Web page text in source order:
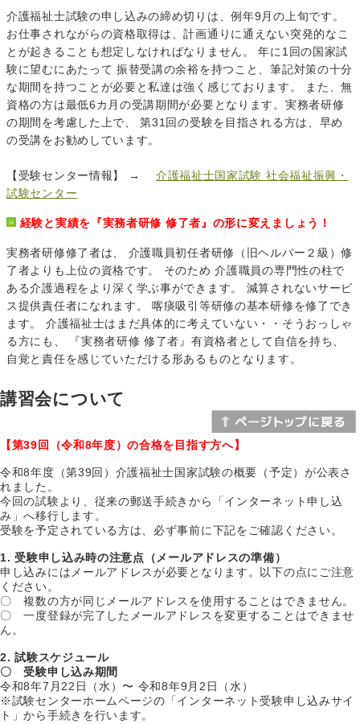
介護福祉士試験の申し込みの締め切りは、例年9月の上旬です。
お仕事されながらの資格取得は、計画通りに通えない突発的なこ
とが起きることも想定しなければなりません。 年に1回の国家試
験に望むにあたって 振替受講の余裕を持つこと、筆記対策の十分
な期間を持つことが必要と私達は強く感じております。 また、無
資格の方は最低6カ月の受講期間が必要となります。実務者研修
の期間を考慮した上で、 第31回の受験を目指される方は、早め
の受講をお勧めしています。
【受験センター情報】 → 介護福祉士国家試験 社会福祉振興・
試験センター
経験と実績を『実務者研修 修了者』の形に変えましょう！
実務者研修修了者は、 介護職員初任者研修（旧ヘルパー２級）修
了者よりも上位の資格です。 そのため 介護職員の専門性の柱で
ある介護過程をより深く学ぶ事ができます。 減算されないサービ
ス提供責任者になれます。 喀痰吸引等研修の基本研修を修了でき
ます。 介護福祉士はまだ具体的に考えていない・・そうおっしゃ
る方にも、 『実務者研修 修了者』有資格者として自信を持ち、
自覚と責任を感じていただける形あるものとなります。
講習会について
【第39回（令和8年度）の合格を目指す方へ】
令和8年度（第39回）介護福祉士国家試験の概要（予定）が公表さ
れました。
今回の試験より、従来の郵送手続きから「インターネット申し込
み」へ移行します。
受験を予定されている方は、必ず事前に下記をご確認ください。
1. 受験申し込み時の注意点（メールアドレスの準備）
申し込みにはメールアドレスが必要となります。以下の点にご注意
ください。
〇 複数の方が同じメールアドレスを使用することはできません。
〇 一度登録が完了したメールアドレスを変更することはできませ
ん。
2. 試験スケジュール
〇 受験申し込み期間
令和8年7月22日（水）〜 令和8年9月2日（水）
※試験センターホームページの「インターネット受験申し込みサイ
ト」から手続きを行います。